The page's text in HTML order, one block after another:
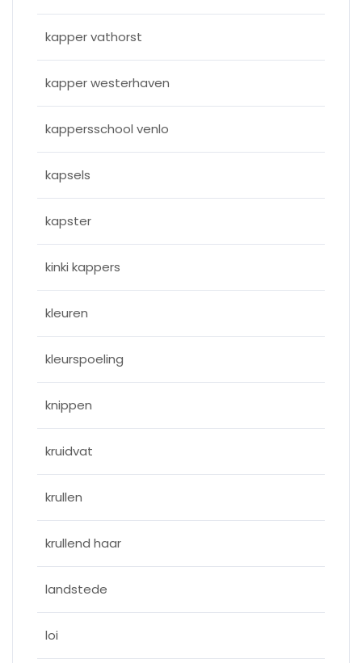
kapper vathorst
kapper westerhaven
kappersschool venlo
kapsels
kapster
kinki kappers
kleuren
kleurspoeling
knippen
kruidvat
krullen
krullend haar
landstede
loi